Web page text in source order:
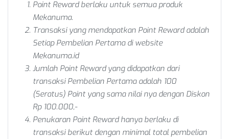
Point Reward berlaku untuk semua produk
Mekanuma.
Transaksi yang mendapatkan Point Reward adalah
Setiap Pembelian Pertamadi website
Mekanuma.id
Jumlah Point Reward yang didapatkan dari
transaksi Pembelian Pertama adalah 100
(Seratus) Point yang sama nilai nya dengan Diskon
Rp 100.000,-
Penukaran Point Reward hanya berlaku di
transaksi berikut dengan minimal total pembelian